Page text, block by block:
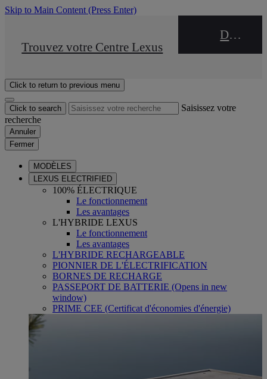
Skip to Main Content (Press Enter)
STOP DRIVE Takata
Trouvez votre Centre Lexus
DEALER NAME
Click to return to previous menu
Click to search
Saisissez votre
recherche
Annuler
Fermer
MODÈLES
LEXUS ELECTRIFIED
100% ÉLECTRIQUE
Le fonctionnement
Les avantages
L'HYBRIDE LEXUS
Le fonctionnement
Les avantages
L'HYBRIDE RECHARGEABLE
PIONNIER DE L'ÉLECTRIFICATION
BORNES DE RECHARGE
PASSEPORT DE BATTERIE (Opens in new
window)
PRIME CEE (Certificat d'économies d'énergie)